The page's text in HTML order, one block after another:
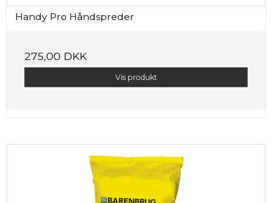
Handy Pro Håndspreder
275,00 DKK
Vis produkt